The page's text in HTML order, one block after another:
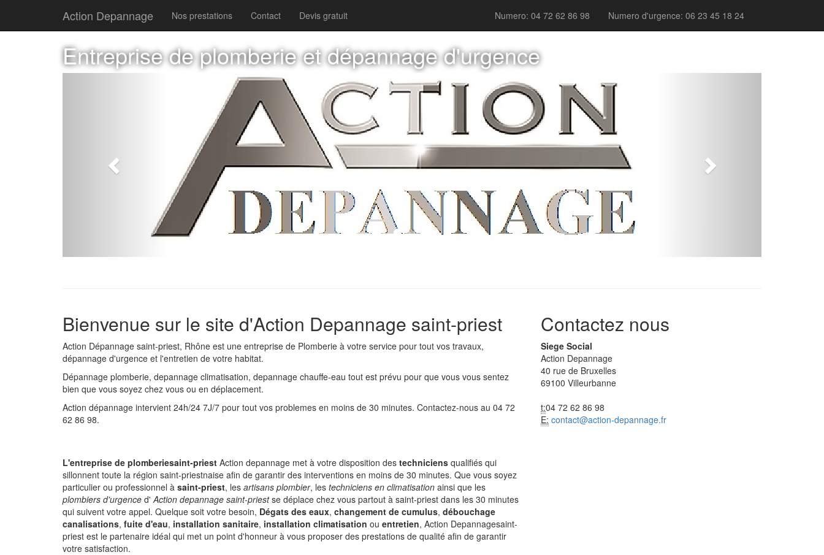
Action Depannage Nos prestations Contact Devis gratuit Numero: 04 72 62 86 98 Numero d'urgence: 06 23 45 18 24
Entreprise de plomberie et dépannage d'urgence
Bienvenue sur le site d'Action Depannage saint-priest
Action Dépannage saint-priest, Rhône est une entreprise de Plomberie à votre service pour tout vos travaux,
dépannage d'urgence et l'entretien de votre habitat.
Dépannage plomberie, depannage climatisation, depannage chauffe-eau tout est prévu pour que vous vous sentez
bien que vous soyez chez vous ou en déplacement.
Action dépannage intervient 24h/24 7J/7 pour tout vos problemes en moins de 30 minutes. Contactez-nous au 04 72
62 86 98.
L'entreprise de plomberiesaint-priest Action depannage met à votre disposition des techniciens qualifiés qui
sillonnent toute la région saint-priestnaise afin de garantir des interventions en moins de 30 minutes. Que vous soyez
particulier ou professionnel à saint-priest, les artisans plombier, les techniciens en climatisation ainsi que les
plombiers d'urgence d'Action depannage saint-priestse déplace chez vous partout à saint-priest dans les 30 minutes
qui suivent votre appel. Quelque soit votre besoin, Dégats des eaux, changement de cumulus, débouchage
canalisations, fuite d'eau, installation sanitaire, installation climatisation ou entretien, Action Depannagesaint-
priest est le partenaire idéal qui met un point d'honneur à vous proposer des prestations de qualité afin de garantir
votre satisfaction.
Contactez nous
Siege Social
Action Depannage
40 rue de Bruxelles
69100 Villeurbanne
t:04 72 62 86 98
E: contact@action-depannage.fr